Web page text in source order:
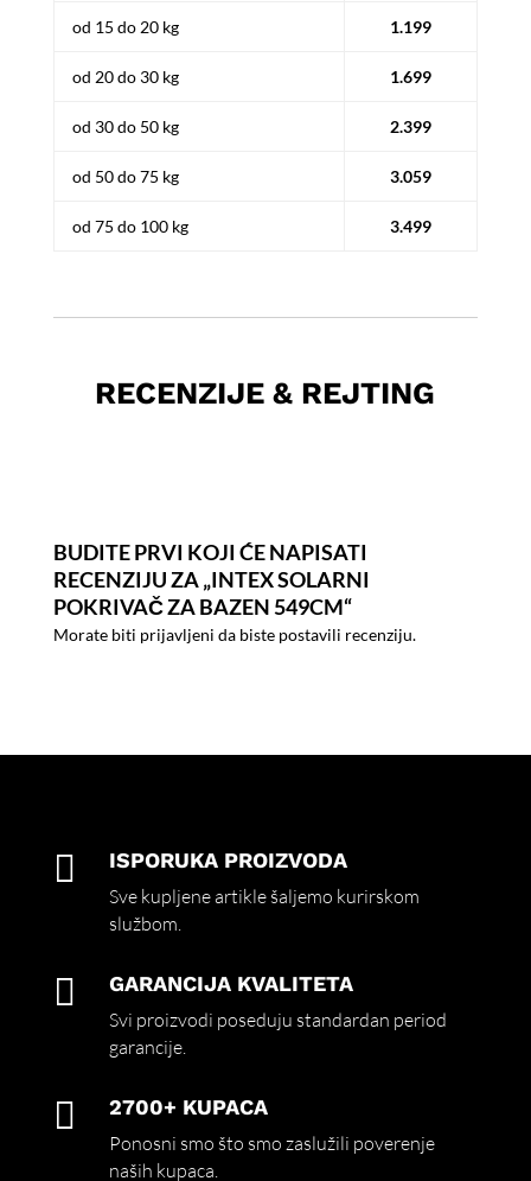
od 15 do 20 kg 1.199
od 20 do 30 kg 1.699
od 30 do 50 kg 2.399
od 50 do 75 kg 3.059
od 75 do 100 kg 3.499
RECENZIJE & REJTING
BUDITE PRVI KOJI ĆE NAPISATI
RECENZIJU ZA „INTEX SOLARNI
POKRIVAČ ZA BAZEN 549CM“
Morate biti prijavljeni da biste postavili recenziju.
 ISPORUKA PROIZVODA
Sve kupljene artikle šaljemo kurirskom
službom.
 GARANCIJA KVALITETA
Svi proizvodi poseduju standardan period
garancije.
 2700+ KUPACA
Ponosni smo što smo zaslužili poverenje
naših kupaca.